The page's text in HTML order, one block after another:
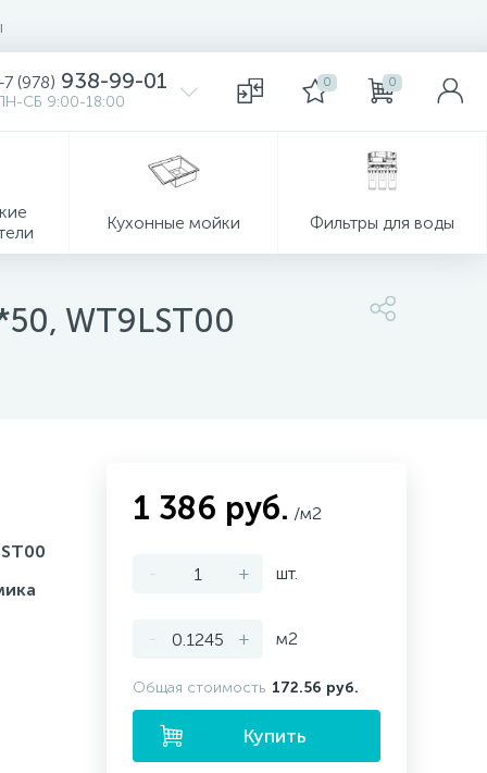
(978) 938-99-01
СБ 9:00-18:00
0 0
Кухонные мойки Фильтры для воды
WT9LST00
1 386 руб. /м2
- + шт.
- + м2
Общая стоимость 172.56 руб.
Купить